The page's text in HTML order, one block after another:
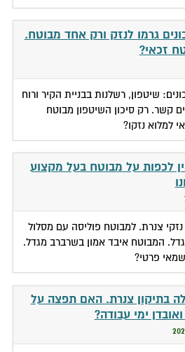
גרמו לנזק ורק אחד מבוטח.
זכאי?
מהתממשות 3 סיכונים: שיטפון, רשלנות בבניית הקיר ורוח
קשר. רק סיכון השיטפון מבוטח
למלוא נזקו?
לכפות על מבוטח בעל מקצוע
צנרת. למבוטח פוליסה עם מסלול
המבוטח איבד אמון בשרברב מגדל.
פרטי?
בתיקון צנרת. האם תפצה על
ימי עבודה?